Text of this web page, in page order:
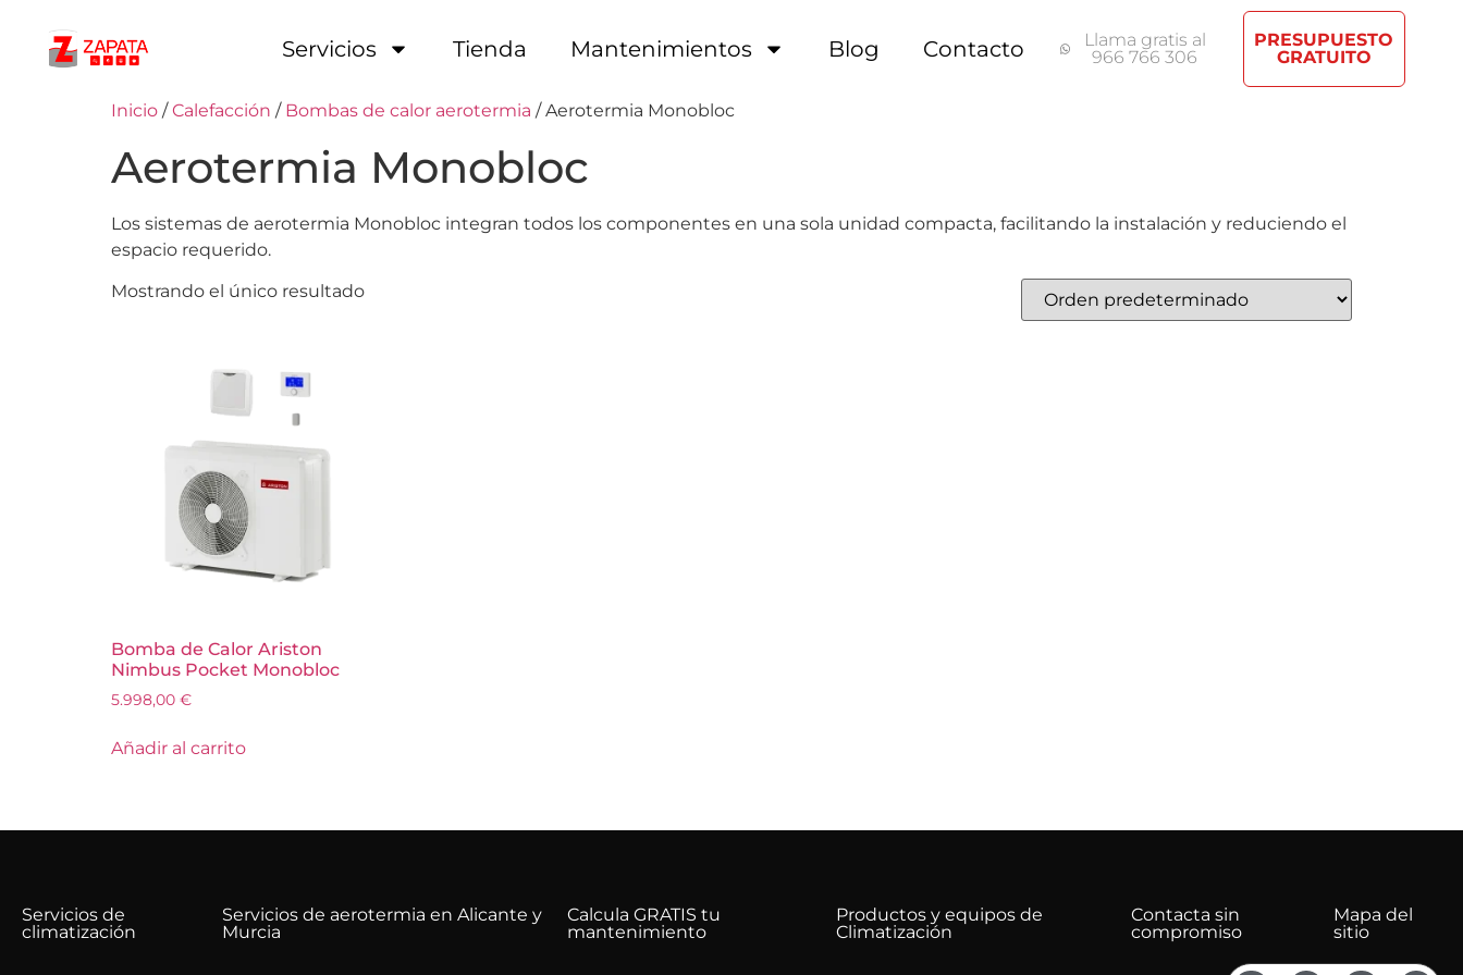
Servicios Tienda Mantenimientos Blog Contacto
Llama gratis al
966 766 306
PRESUPUESTO
GRATUITO
Inicio /Calefacción / Bombas de calor aerotermia / Aerotermia Monobloc
Aerotermia Monobloc
Los sistemas de aerotermia Monobloc integran todos los componentes en una sola unidad compacta, facilitando la instalación y reduciendo el
espacio requerido.
Mostrando el único resultado
Bomba de Calor Ariston
Nimbus Pocket Monobloc
5.998,00 €
Añadir al carrito
Servicios de
climatización
Servicios de aerotermia en Alicante y
Murcia
Calcula GRATIS tu
mantenimiento
Productos y equipos de
Climatización
Contacta sin
compromiso
Mapa del
sitio